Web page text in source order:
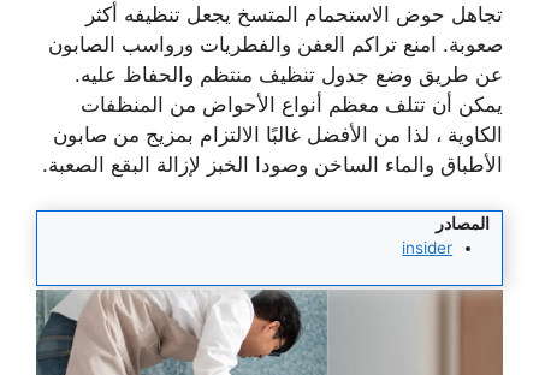
تجاهل حوض الاستحمام المتسخ يجعل تنظيفه أكثر
صعوبة. امنع تراكم العفن والفطريات ورواسب الصابون
عن طريق وضع جدول تنظيف منتظم والحفاظ عليه.
يمكن أن تتلف معظم أنواع الأحواض من المنظفات
الكاوية ، لذا من الأفضل غالبًا الالتزام بمزيج من صابون
الأطباق والماء الساخن وصودا الخبز لإزالة البقع الصعبة.
المصادر
insider